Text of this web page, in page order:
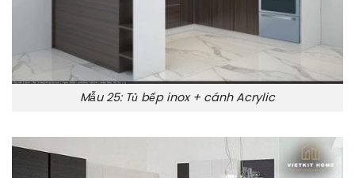
Mẫu 25: Tủ bếp inox + cánh Acrylic